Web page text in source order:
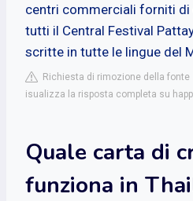
centri commerciali forniti
tutti il Central Festival
scritte in tutte le lingue del
Richiesta di rimozione della fonte
isualizza la risposta completa su
Quale carta di
funziona in